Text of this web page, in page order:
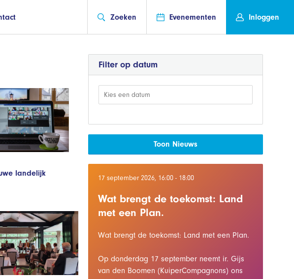
Zoeken Evenementen Inloggen
landelijk
Filter op datum
Toon Nieuws
17 september 2026, 16:00 - 18:00
Wat brengt de toekomst: Land
met een Plan.
Wat brengt de toekomst: Land met een Plan.
Op donderdag 17 september neemt ir. Gijs
van den Boomen (KuiperCompagnons) ons